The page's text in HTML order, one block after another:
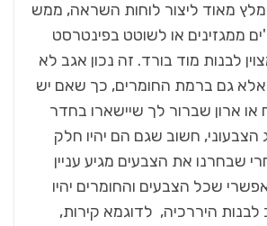
מאוד ליצור לוחות השראה, ממש
ממגזינים או לשוטט בפינטרסט
לבנות מוד בורד. זה נכון אגב לא
גם ברמת החומרים, כך שאם יש
ארון שברור לך שיישארו בחדר
חשוב שגם הם יהיו חלק
שבחרנו את הצבעים מגיע עניין
שכל הצבעים והחומרים יהיו
לבנות היררכיה, לדוגמא קירות,